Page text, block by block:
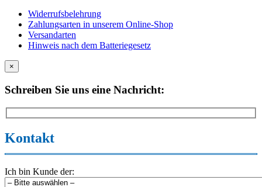
Widerrufsbelehrung
Zahlungsarten in unserem Online-Shop
Versandarten
Hinweis nach dem Batteriegesetz
×
Schreiben Sie uns eine Nachricht:
Kontakt
Ich bin Kunde der: